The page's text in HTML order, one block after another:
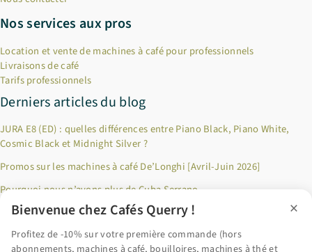
Nos services aux pros
Location et vente de machines à café pour professionnels
Livraisons de café
Tarifs professionnels
Derniers articles du blog
JURA E8 (ED) : quelles différences entre Piano Black, Piano White,
Cosmic Black et Midnight Silver ?
Promos sur les machines à café De’Longhi [Avril-Juin 2026]
Pourquoi nous n’avons plus de Cuba Serrano
Jusqu’à 100€ remboursés sur les produits Riviera & Bar ! [Décembre
2024]
×
Bienvenue chez Cafés Querry !
Profitez de -10% sur votre première commande (hors
abonnements, machines à café, bouilloires, machines à thé et